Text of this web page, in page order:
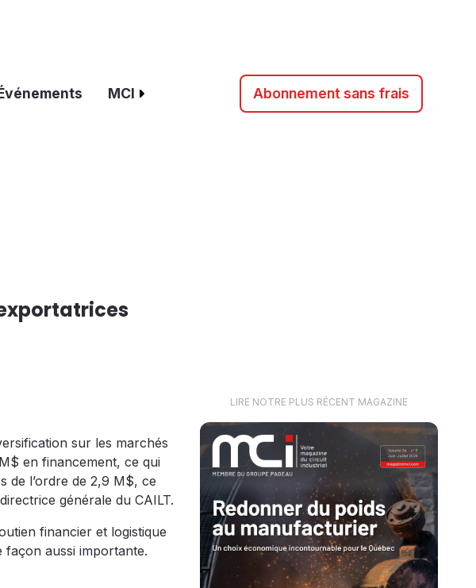
MCI Abonnement sans frais
sur les marchés
en financement, ce qui
de l’ordre de 2,9 M$, ce
générale du CAILT.
financier et logistique
aussi importante.
LIRE NOTRE PLUS RÉCENT MAGAZINE